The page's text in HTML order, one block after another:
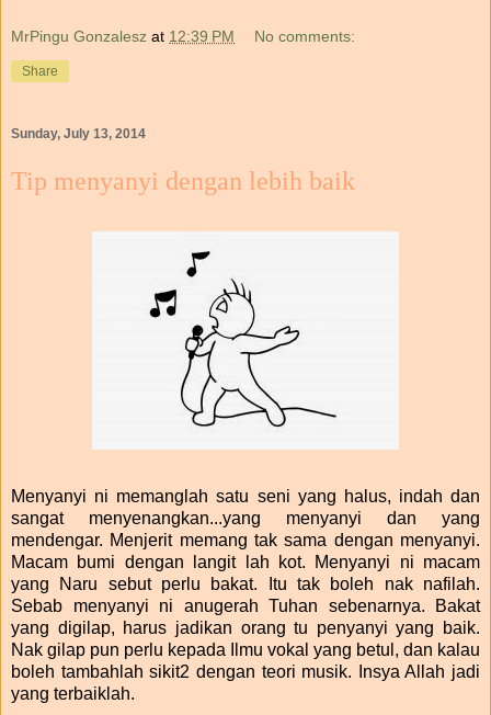
MrPingu Gonzalesz at 12:39 PM No comments:
Share
Sunday, July 13, 2014
Tip menyanyi dengan lebih baik
Menyanyi ni memanglah satu seni yang halus, indah dan
sangat menyenangkan...yang menyanyi dan yang
mendengar. Menjerit memang tak sama dengan menyanyi.
Macam bumi dengan langit lah kot. Menyanyi ni macam
yang Naru sebut perlu bakat. Itu tak boleh nak nafilah.
Sebab menyanyi ni anugerah Tuhan sebenarnya. Bakat
yang digilap, harus jadikan orang tu penyanyi yang baik.
Nak gilap pun perlu kepada Ilmu vokal yang betul, dan kalau
boleh tambahlah sikit2 dengan teori musik. Insya Allah jadi
yang terbaiklah.